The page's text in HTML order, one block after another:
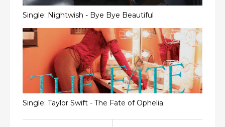
Single: Nightwish - Bye Bye Beautiful
Single: Taylor Swift - The Fate of Ophelia